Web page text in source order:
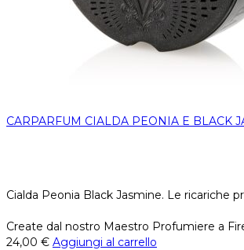
CARPARFUM CIALDA PEONIA E BLACK
Cialda Peonia Black Jasmine. Le ricariche
Create dal nostro Maestro Profumiere a
24,00 € Aggiungi al carrello